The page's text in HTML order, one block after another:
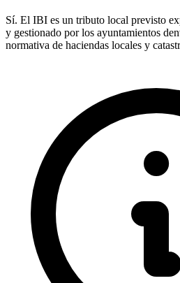
Sí. El IBI es un tributo local previsto
y gestionado por los ayuntamientos
normativa de haciendas locales y